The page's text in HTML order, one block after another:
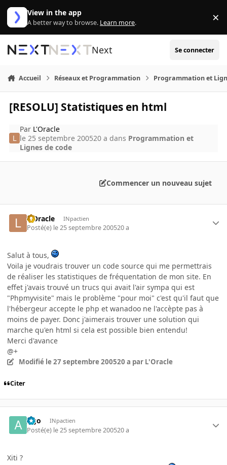
Aller au contenu
View in the app
A better way to browse. Learn more. ×
Next Se connecter
Accueil Réseaux et Programmation Programmation et
[RESOLU] Statistiques en html
Par L'Oracle
le 25 septembre 200520 a dans Programmation et
Lignes de code
Commencer un nouveau sujet
L'Oracle INpactien
Posté(e) le 25 septembre 200520 a
Salut à tous,
Voila je voudrais trouver un code source qui me permettrais
de réaliser les statistiques de fréquentation de mon site. En
effet j'avais trouvé un trucs qui avait l'air sympa qui est
"Phpmyvisite" mais le problème "pour moi" c'est qu'il faut que
l'hébergeur accepte le php et wanadoo ne l'accèpte pas à
moins de payer. Donc j'aimerais trouver une solution qui
marche qu'en html si cela est possible bien entendu!
Merci d'avance
@+
Modifié le 27 septembre 200520 a par L'Oracle
Citer
Ago INpactien
Posté(e) le 25 septembre 200520 a
Xiti ?